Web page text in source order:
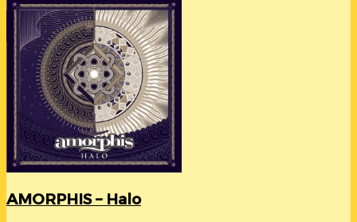
AMORPHIS – Halo